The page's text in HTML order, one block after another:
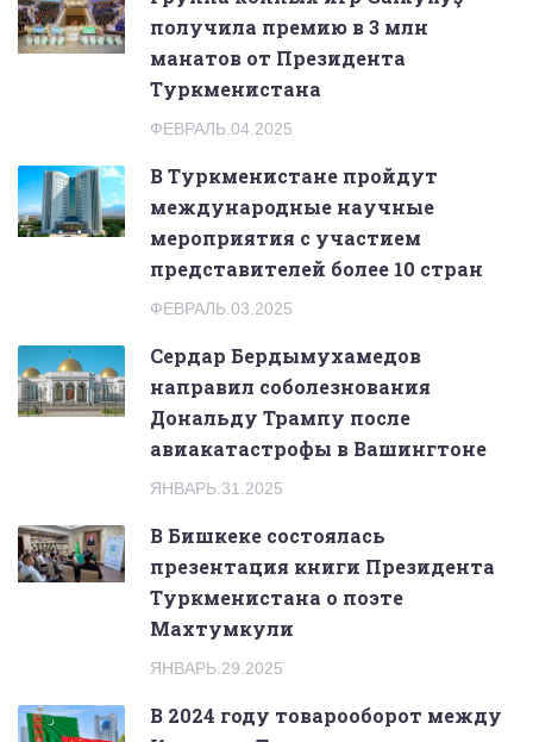
получила премию в 3 млн
манатов от Президента
Туркменистана
ФЕВРАЛЬ.04.2025
В Туркменистане пройдут
международные научные
мероприятия с участием
представителей более 10 стран
ФЕВРАЛЬ.03.2025
Сердар Бердымухамедов
направил соболезнования
Дональду Трампу после
авиакатастрофы в Вашингтоне
ЯНВАРЬ.31.2025
В Бишкеке состоялась
презентация книги Президента
Туркменистана о поэте
Махтумкули
ЯНВАРЬ.29.2025
В 2024 году товарооборот между